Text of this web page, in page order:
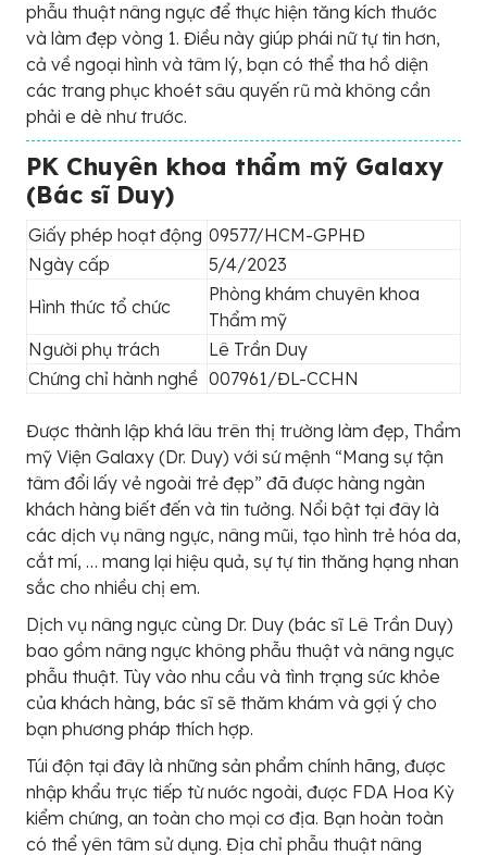
phẫu thuật nâng ngực để thực hiện tăng kích thước
và làm đẹp vòng 1. Điều này giúp phái nữ tự tin hơn,
cả về ngoại hình và tâm lý, bạn có thể tha hồ diện
các trang phục khoét sâu quyến rũ mà không cần
phải e dè như trước.
PK Chuyên khoa thẩm mỹ Galaxy
(Bác sĩ Duy)
Giấy phép hoạt động 09577/HCM-GPHĐ
Ngày cấp
5/4/2023
Hình thức tổ chức
Phòng khám chuyên khoa
Thẩm mỹ
Người phụ trách
Lê Trần Duy
Chứng chỉ hành nghề 007961/ĐL-CCHN
Được thành lập khá lâu trên thị trường làm đẹp, Thẩm
mỹ Viện Galaxy (Dr. Duy) với sứ mệnh “Mang sự tận
tâm đổi lấy vẻ ngoài trẻ đẹp” đã được hàng ngàn
khách hàng biết đến và tin tưởng. Nổi bật tại đây là
các dịch vụ nâng ngực, nâng mũi, tạo hình trẻ hóa da,
cắt mí, … mang lại hiệu quả, sự tự tin thăng hạng nhan
sắc cho nhiều chị em.
Dịch vụ nâng ngực cùng Dr. Duy (bác sĩ Lê Trần Duy)
bao gồm nâng ngực không phẫu thuật và nâng ngực
phẫu thuật. Tùy vào nhu cầu và tình trạng sức khỏe
của khách hàng, bác sĩ sẽ thăm khám và gợi ý cho
bạn phương pháp thích hợp.
Túi độn tại đây là những sản phẩm chính hãng, được
nhập khẩu trực tiếp từ nước ngoài, được FDA Hoa Kỳ
kiểm chứng, an toàn cho mọi cơ địa. Bạn hoàn toàn
có thể yên tâm sử dụng. Địa chỉ phẫu thuật nâng